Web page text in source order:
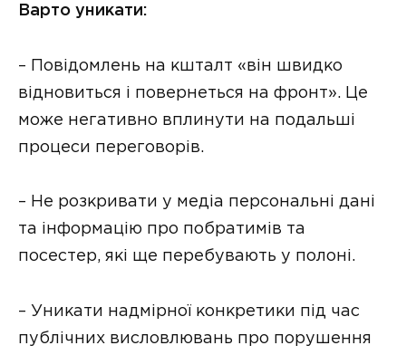
Варто уникати:
– Повідомлень на кшталт «він швидко
відновиться і повернеться на фронт». Це
може негативно вплинути на подальші
процеси переговорів.
– Не розкривати у медіа персональні дані
та інформацію про побратимів та
посестер, які ще перебувають у полоні.
– Уникати надмірної конкретики під час
публічних висловлювань про порушення